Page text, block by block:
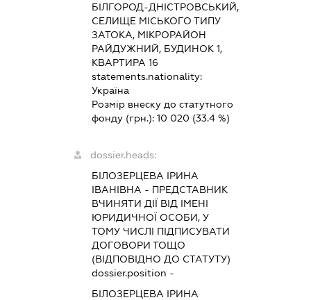
БІЛГОРОД-ДНІСТРОВСЬКИЙ,
СЕЛИЩЕ МІСЬКОГО ТИПУ
ЗАТОКА, МІКРОРАЙОН
РАЙДУЖНИЙ, БУДИНОК 1,
КВАРТИРА 16
statements.nationality:
Україна
Розмір внеску до статутного
фонду (грн.): 10 020 (33.4 %)
dossier.heads:
БІЛОЗЕРЦЕВА ІРИНА
ІВАНІВНА - ПРЕДСТАВНИК
ВЧИНЯТИ ДІЇ ВІД ІМЕНІ
ЮРИДИЧНОЇ ОСОБИ, У
ТОМУ ЧИСЛІ ПІДПИСУВАТИ
ДОГОВОРИ ТОЩО
(ВІДПОВІДНО ДО СТАТУТУ)
dossier.position -
БІЛОЗЕРЦЕВА ІРИНА